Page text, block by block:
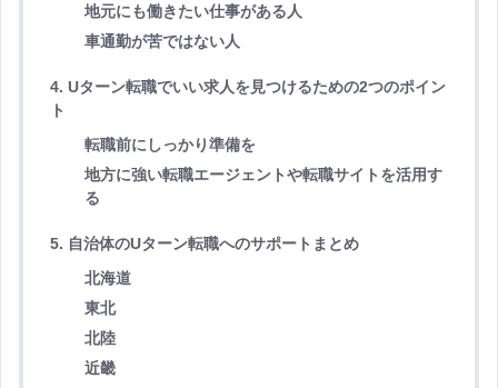
地元にも働きたい仕事がある人
車通勤が苦ではない人
4. Uターン転職でいい求人を見つけるための2つのポイン
ト
転職前にしっかり準備を
地方に強い転職エージェントや転職サイトを活用す
る
5. 自治体のUターン転職へのサポートまとめ
北海道
東北
北陸
近畿